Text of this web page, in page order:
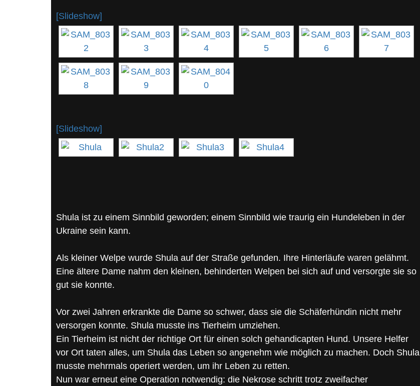
[Slideshow]
[Slideshow]
Shula ist zu einem Sinnbild geworden; einem Sinnbild wie traurig ein Hundeleben in der
Ukraine sein kann.
Als kleiner Welpe wurde Shula auf der Straße gefunden. Ihre Hinterläufe waren gelähmt.
Eine ältere Dame nahm den kleinen, behinderten Welpen bei sich auf und versorgte sie so
gut sie konnte.
Vor zwei Jahren erkrankte die Dame so schwer, dass sie die Schäferhündin nicht mehr
versorgen konnte. Shula musste ins Tierheim umziehen.
Ein Tierheim ist nicht der richtige Ort für einen solch gehandicapten Hund. Unsere Helfer
vor Ort taten alles, um Shula das Leben so angenehm wie möglich zu machen. Doch Shula
musste mehrmals operiert werden, um ihr Leben zu retten.
Nun war erneut eine Operation notwendig: die Nekrose schritt trotz zweifacher